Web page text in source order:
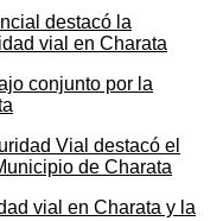
destacó la
vial en Charata
Vial destacó el
de Charata